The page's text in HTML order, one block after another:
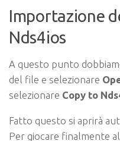
Importazione
Nds4ios
A questo punto
del file e selezionare
selezionare Copy to
Fatto questo si aprirà
Per giocare finalmente